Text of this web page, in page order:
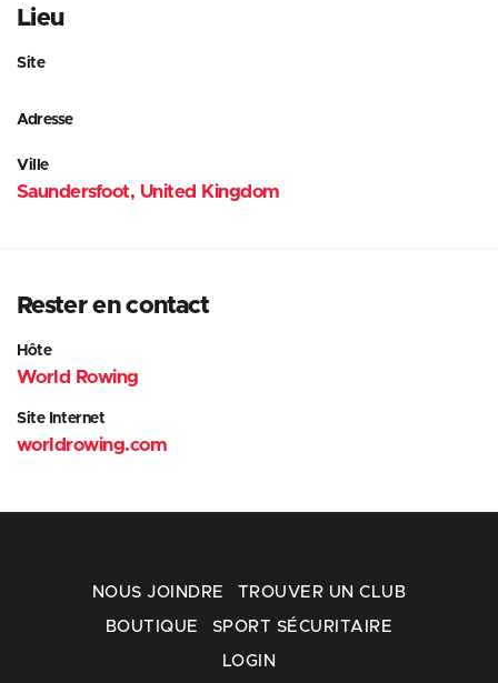
Lieu
Site
Adresse
Ville
Saundersfoot, United Kingdom
Rester en contact
Hôte
World Rowing
Site Internet
worldrowing.com
NOUS JOINDRE TROUVER UN CLUB
BOUTIQUE SPORT SÉCURITAIRE
LOGIN